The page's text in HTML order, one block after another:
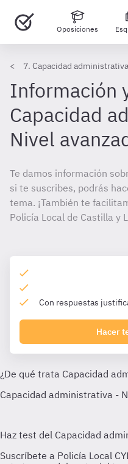
Oposiciones
7. Capacidad administrativa
Información
Capacidad
Nivel
Te damos información
si te suscribes, podrás
tema. ¡También te
Policía Local de Castilla y
Con respuestas
Hacer